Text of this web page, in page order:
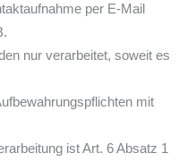
per E-Mail
nur verarbeitet, soweit es
mit
ist Art. 6 Absatz 1